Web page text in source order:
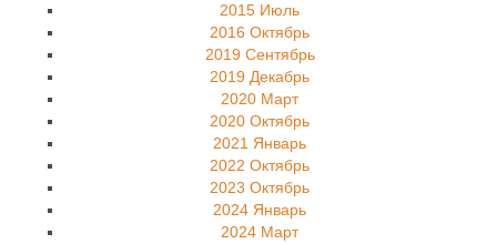
2015 Июль
2016 Октябрь
2019 Сентябрь
2019 Декабрь
2020 Март
2020 Октябрь
2021 Январь
2022 Октябрь
2023 Октябрь
2024 Январь
2024 Март